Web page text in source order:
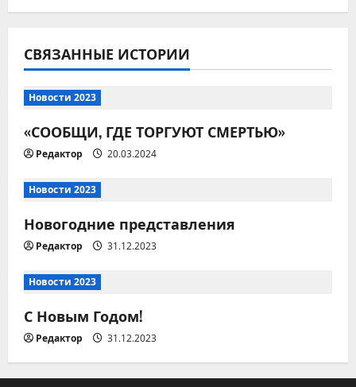
я
п
о
з
а
п
и
с
я
м
СВЯЗАННЫЕ ИСТОРИИ
Новости 2023
«СООБЩИ, ГДЕ ТОРГУЮТ СМЕРТЬЮ»
Редактор 20.03.2024
Новости 2023
Новогодние представления
Редактор 31.12.2023
Новости 2023
С Новым Годом!
Редактор 31.12.2023